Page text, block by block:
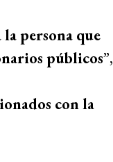
la persona que
públicos”,
con la